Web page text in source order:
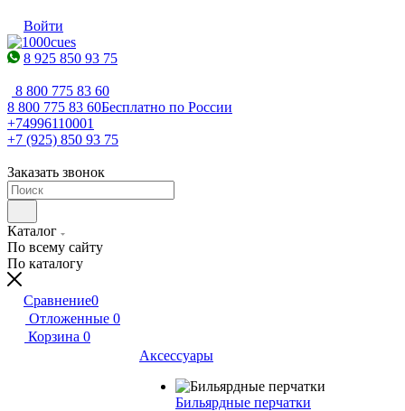
Войти
8 925 850 93 75
8 800 775 83 60
8 800 775 83 60Бесплатно по России
+74996110001
+7 (925) 850 93 75
Заказать звонок
Каталог
По всему сайту
По каталогу
Сравнение0
Отложенные 0
Корзина 0
Аксессуары
Бильярдные перчатки